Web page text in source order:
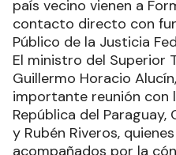
país vecino vienen a
contacto directo con
Público de la Justicia
El ministro del Superior
Guillermo Horacio
importante reunión con
República del Paraguay,
y Rubén Riveros,